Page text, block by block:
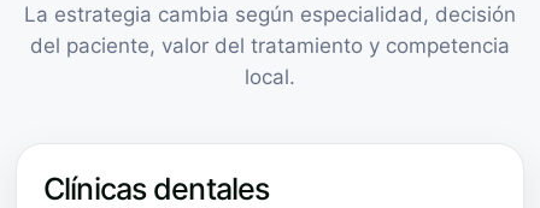
La estrategia cambia según especialidad, decisión
del paciente, valor del tratamiento y competencia
local.
Clínicas dentales